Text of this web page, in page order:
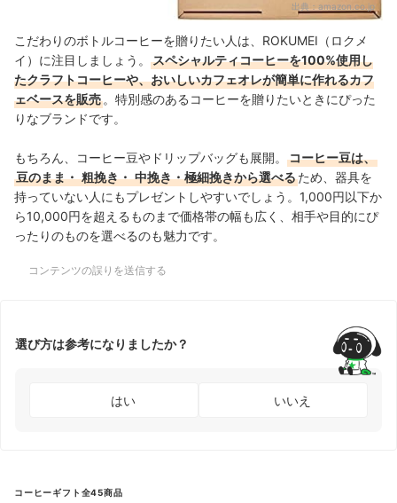
出典： amazon.co.jp
こだわりのボトルコーヒーを贈りたい人は、ROKUMEI（ロクメ
イ）に注目しましょう。
スペシャルティコーヒーを100%使用し
たクラフトコーヒーや、おいしいカフェオレが簡単に作れるカフ
ェベースを販売 。特別感のあるコーヒーを贈りたいときにぴった
りなブランドです。
もちろん、コーヒー豆やドリップバッグも展開。
コーヒー豆は、
豆のまま・ 粗挽き・ 中挽き・極細挽きから選べるため、器具を
持っていない人にもプレゼントしやすいでしょう。1,000円以下か
ら10,000円を超えるものまで価格帯の幅も広く、相手や目的にぴ
ったりのものを選べるのも魅力です。
コンテンツの誤りを送信する
選び方は参考になりましたか？
はい いいえ
コーヒーギフト全45商品